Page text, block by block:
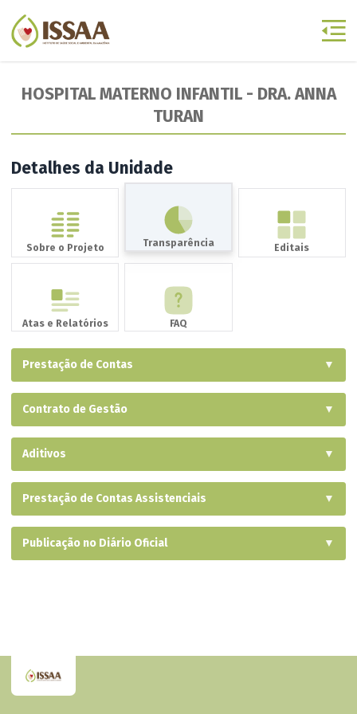
HOSPITAL MATERNO INFANTIL - DRA. ANNA
TURAN
Detalhes da Unidade
Sobre o Projeto Transparência Editais
Atas e Relatórios FAQ
Prestação de Contas ▼
Contrato de Gestão ▼
Aditivos ▼
Prestação de Contas Assistenciais ▼
Publicação no Diário Oficial ▼